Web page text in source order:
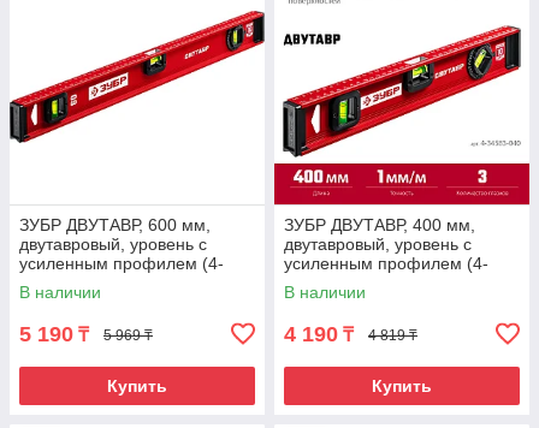
ЗУБР ДВУТАВР, 600 мм,
двутавровый, уровень с
усиленным профилем (4-
34583-060)
В наличии
5 190 ₸ 5 969 ₸
Купить
ЗУБР ДВУТАВР, 400 мм,
двутавровый, уровень с
усиленным профилем (4-
34583-040)
В наличии
4 190 ₸ 4 819 ₸
Купить